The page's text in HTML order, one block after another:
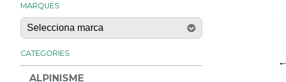
MARQUES
CATEGORIES
ALPINISME